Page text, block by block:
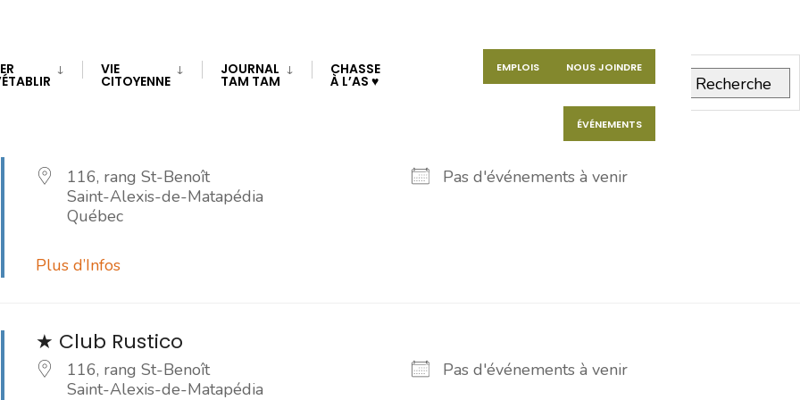
VIE
CITOYENNE
JOURNAL
TAM TAM
CHASSE
À L’AS ♥
NOUS JOINDRE
EMPLOIS
ÉVÉNEMENTS
Proche
Recherche
116, rang St-Benoît
Saint-Alexis-de-Matapédia
Québec
Pas d'événements à venir
Plus d’Infos
★ Club Rustico
116, rang St-Benoît
Saint-Alexis-de-Matapédia
Pas d'événements à venir